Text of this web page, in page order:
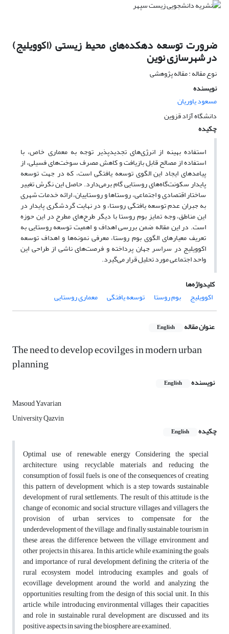
ضرورت توسعه دهکده‌های محیط زیستی (اکوویلیج)
در شهرسازی نوین
نوع مقاله : مقاله پژوهشی
نویسنده
مسعود یاوریان
دانشگاه آزاد قزوین
چکیده
استفاده بهینه از انرژی‌های تجدیدپذیر توجه به معماری خاص، با
استفاده از مصالح قابل بازیافت و کاهش مصرف سوخت‌های فسیلی، از
پیامدهای ایجاد این الگوی توسعه یافتگی است، که در جهت توسعه
پایدار سکونت‌گاه‌های روستایی گام برمی‌دارد. حاصل این نگرش تغییر
ساختار اقتصادی و اجتماعی، روستاها و روستاییان، ارائه خدمات شهری
به جبران عدم توسعه یافتگی روستا، و در نهایت گردشگری پایدار در
این مناطق، وجه تمایز بوم روستا با دیگر طرح‌های مطرح در این حوزه
است. در این مقاله ضمن بررسی اهداف و اهمیت توسعه روستایی به
تعریف معیارهای الگوی بوم روستا، معرفی نمونه‌ها و اهداف توسعه
اکوویلیج در سراسر جهان پرداخته و فرصت‌های ناشی از طراحی این
واحد اجتماعی مورد تحلیل قرار می‌گیرد.
کلیدواژه‌ها
اکوویلیج
بوم روستا توسعه یافتگی معماری روستایی
عنوان مقاله English
The need to develop ecovilges in modern urban
planning
نویسنده English
Masoud Yavarian
University Qazvin
چکیده
English
Optimal use of renewable energy Considering the special
architecture, using recyclable materials and reducing the
consumption of fossil fuels, is one of the consequences of creating
this pattern of development, which is a step towards sustainable
development of rural settlements. The result of this attitude is the
change of economic and social structure, villages and villagers, the
provision of urban services to compensate for the
underdevelopment of the village, and finally sustainable tourism in
these areas, the difference between the village environment and
other projects in this area. In this article, while examining the goals
and importance of rural development, defining the criteria of the
rural ecosystem model, introducing examples and goals of
ecovillage development around the world, and analyzing the
opportunities resulting from the design of this social unit. In this
article, while introducing environmental villages, their capacities
and role in sustainable rural development are discussed, and its
positive aspects in saving the biosphere are examined.